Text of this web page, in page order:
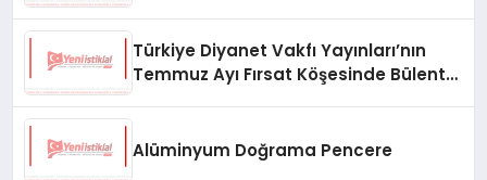
Türkiye Diyanet Vakfı Yayınları’nın
Temmuz Ayı Fırsat Köşesinde Bülent
Alüminyum Doğrama Pencere